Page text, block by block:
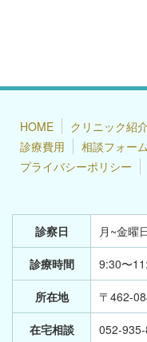
HOME クリニック紹介
診療費用
相談フォーム
プライバシーポリシー
診察日 月~金曜
診療時間 9:30〜
所在地 〒462-
在宅相談 052-